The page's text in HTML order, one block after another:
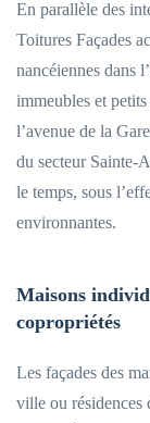
En parallèle des
Toitures Façades
nancéiennes dans
immeubles et
l’avenue de la
du secteur Sainte-
le temps, sous
environnantes.
Maisons
copropriétés
Les façades des
ville ou résidences